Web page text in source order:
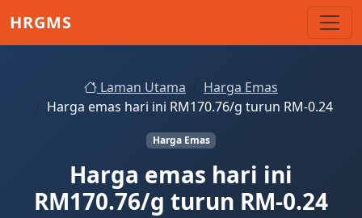
HRGMS
Laman Utama
Harga Emas
Harga emas hari ini RM170.76/g turun RM-0.24
Harga Emas
Harga emas hari ini
RM170.76/g turun RM-0.24